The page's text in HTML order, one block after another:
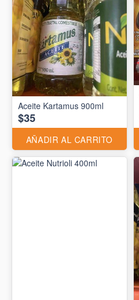
Aceite Kartamus 900ml
$35
AÑADIR AL CARRITO